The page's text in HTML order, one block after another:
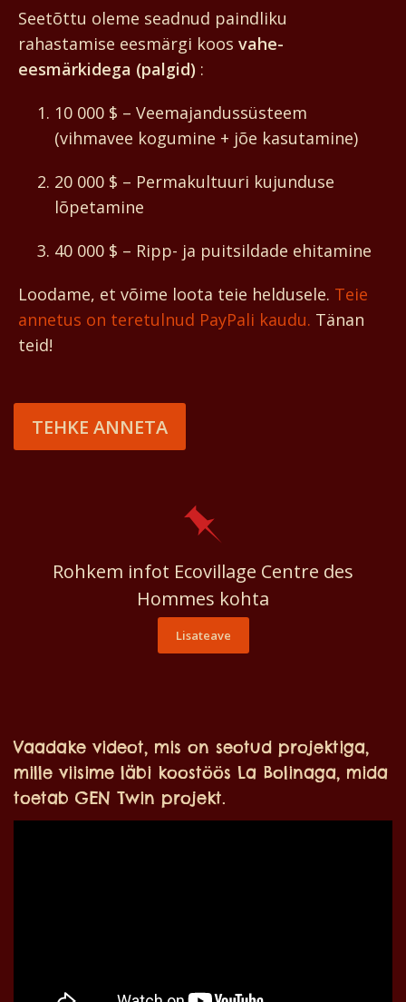
Seetõttu oleme seadnud paindliku
rahastamise eesmärgi koos vahe-
eesmärkidega (palgid) :
10 000 $ – Veemajandussüsteem
(vihmavee kogumine + jõe kasutamine)
20 000 $ – Permakultuuri kujunduse
lõpetamine
40 000 $ – Ripp- ja puitsildade ehitamine
Loodame, et võime loota teie heldusele. Teie
annetus on teretulnud PayPali kaudu. Tänan
teid!
TEHKE ANNETA
Rohkem infot Ecovillage Centre des
Hommes kohta
Lisateave
Vaadake videot, mis on seotud projektiga,
mille viisime läbi koostöös La Bolinaga, mida
toetab GEN Twin projekt.